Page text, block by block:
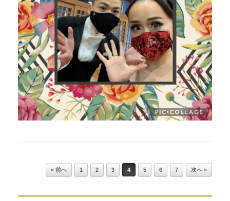
Post navigation
« 前へ 1 2 3 4 5 6 7 次へ »